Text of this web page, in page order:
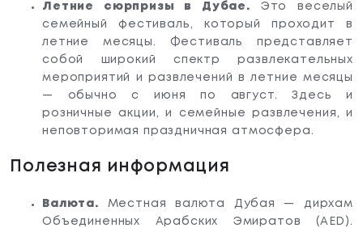
Летние сюрпризы в Дубае. Это веселый
семейный фестиваль, который проходит в
летние месяцы. Фестиваль представляет
собой широкий спектр развлекательных
мероприятий и развлечений в летние месяцы
— обычно с июня по август. Здесь и
розничные акции, и семейные развлечения, и
неповторимая праздничная атмосфера.
Полезная информация
Валюта. Местная валюта Дубая — дирхам
Объединенных Арабских Эмиратов (AED).